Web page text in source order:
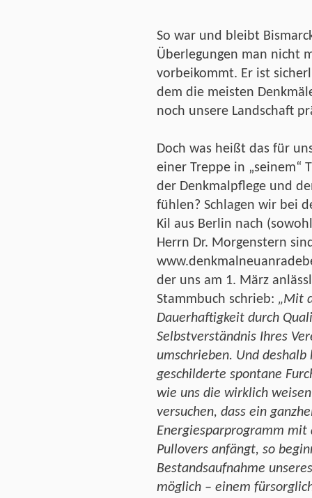
So war und bleibt
Überlegungen man nicht
vorbeikommt. Er ist
dem die meisten
noch unsere Landschaft
Doch was heißt das für
einer Treppe in „seinem“
der Denkmalpflege und
fühlen? Schlagen wir bei
Kil aus Berlin nach
Herrn Dr. Morgenstern
der uns am 1. März
Stammbuch schrieb: „Mit
Dauerhaftigkeit durch
Selbstverständnis Ihres
umschrieben. Und
geschilderte spontane
wie uns die wirklich
versuchen, dass ein
Energiesparprogramm mit
Pullovers anfängt, so
Bestandsaufnahme
möglich – einem